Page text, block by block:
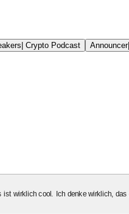
| Crypto Podcast Announcer|
ist wirklich cool. Ich denke wirklich,